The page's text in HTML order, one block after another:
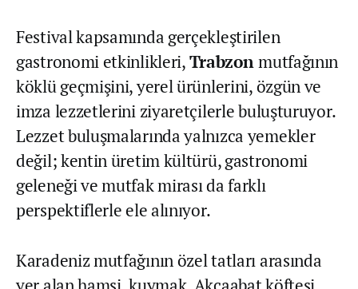
Festival kapsamında gerçekleştirilen
gastronomi etkinlikleri,Trabzonmutfağının
köklü geçmişini, yerel ürünlerini, özgün ve
imza lezzetlerini ziyaretçilerle buluşturuyor.
Lezzet buluşmalarında yalnızca yemekler
değil; kentin üretim kültürü, gastronomi
geleneği ve mutfak mirası da farklı
perspektiflerle ele alınıyor.
Karadeniz mutfağının özel tatları arasında